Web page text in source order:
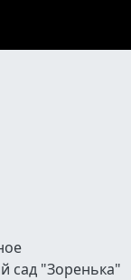
сад "Зоренька"